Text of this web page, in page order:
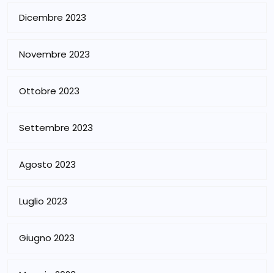
Dicembre 2023
Novembre 2023
Ottobre 2023
Settembre 2023
Agosto 2023
Luglio 2023
Giugno 2023